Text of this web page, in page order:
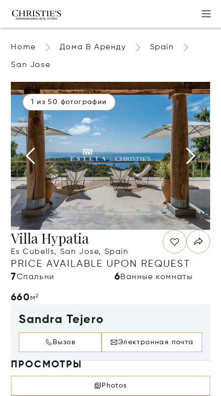
Home Дома В Аренду Spain
San Jose
1 из 50 фотографии
Villa Hypatia
Es Cubells, San Jose, Spain
PRICE AVAILABLE UPON REQUEST
7Спальни 6Ванные комнаты
660м²
Sandra Tejero
Вызов Электронная почта
ПРОСМОТРЫ
Photos